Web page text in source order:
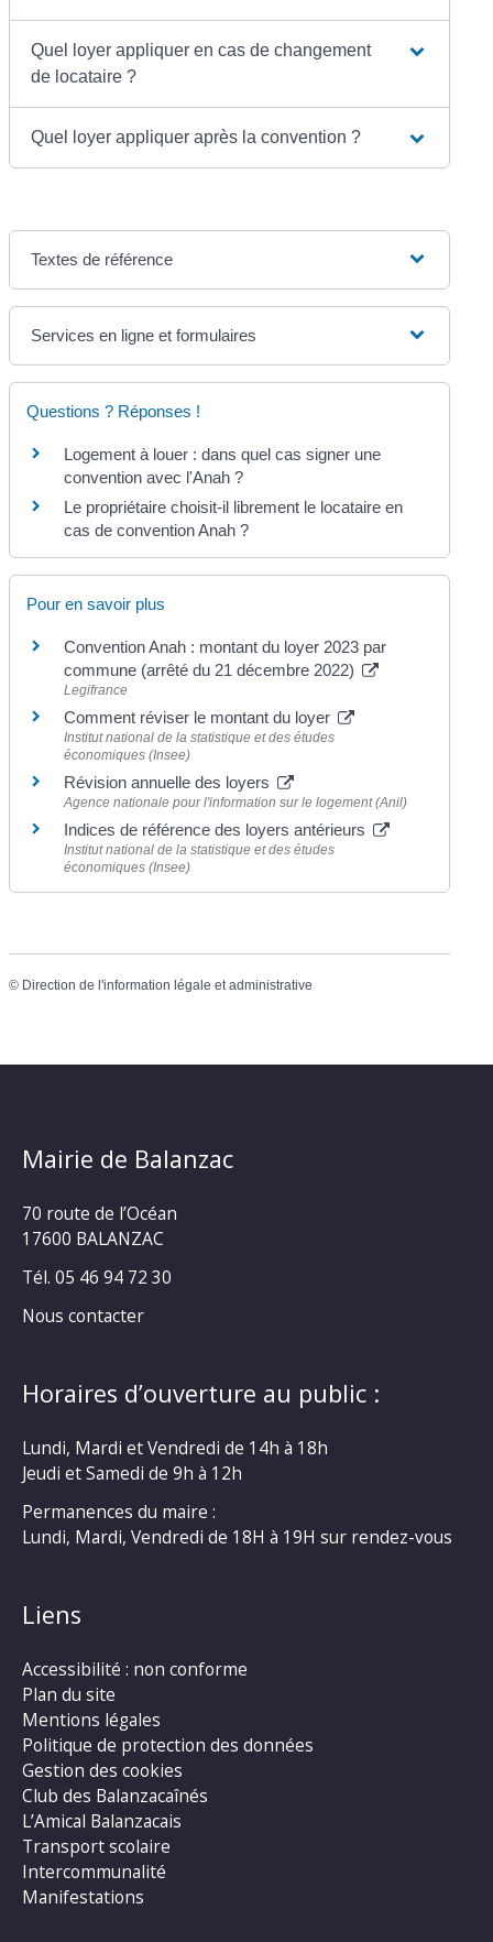
Quel loyer appliquer en cas de changement
de locataire ?
Quel loyer appliquer après la convention ?
Textes de référence
Services en ligne et formulaires
Questions ? Réponses !
Logement à louer : dans quel cas signer une
convention avec l'Anah ?
Le propriétaire choisit-il librement le locataire en
cas de convention Anah ?
Pour en savoir plus
Convention Anah : montant du loyer 2023 par
commune (arrêté du 21 décembre 2022)
Legifrance
Comment réviser le montant du loyer
Institut national de la statistique et des études
économiques (Insee)
Révision annuelle des loyers
Agence nationale pour l'information sur le logement (Anil)
Indices de référence des loyers antérieurs
Institut national de la statistique et des études
économiques (Insee)
© Direction de l'information légale et administrative
Mairie de Balanzac
70 route de l’Océan
17600 BALANZAC
Tél. 05 46 94 72 30
Nous contacter
Horaires d’ouverture au public :
Lundi, Mardi et Vendredi de 14h à 18h
Jeudi et Samedi de 9h à 12h
Permanences du maire :
Lundi, Mardi, Vendredi de 18H à 19H sur rendez-vous
Liens
Accessibilité : non conforme
Plan du site
Mentions légales
Politique de protection des données
Gestion des cookies
Club des Balanzacaînés
L’Amical Balanzacais
Transport scolaire
Intercommunalité
Manifestations